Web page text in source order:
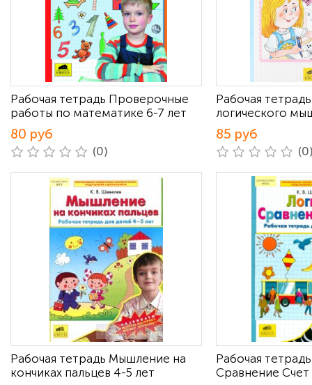
Рабочая тетрадь Проверочные
работы по математике 6-7 лет
80 руб
(0)
Рабочая
логического
85 руб
Рабочая тетрадь Мышление на
кончиках пальцев 4-5 лет
Рабочая
Сравнение Счет